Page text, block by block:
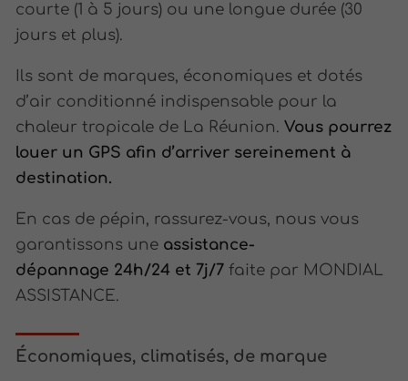
courte (1 à 5 jours) ou une longue durée (30
jours et plus).
Ils sont de marques, économiques et dotés
d’air conditionné indispensable pour la
chaleur tropicale de La Réunion.Vous pourrez
louer un GPS afin d’arriver sereinement à
destination.
En cas de pépin, rassurez-vous, nous vous
garantissons une assistance-
dépannage 24h/24 et 7j/7 faite par MONDIAL
ASSISTANCE.
Économiques, climatisés, de marque